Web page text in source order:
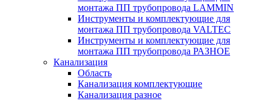
монтажа ПП трубопровода LAMMIN
Инструменты и комплектующие для
монтажа ПП трубопровода VALTEC
Инструменты и комплектующие для
монтажа ПП трубопровода РАЗНОЕ
Канализация
Область
Канализация комплектующие
Канализация разное